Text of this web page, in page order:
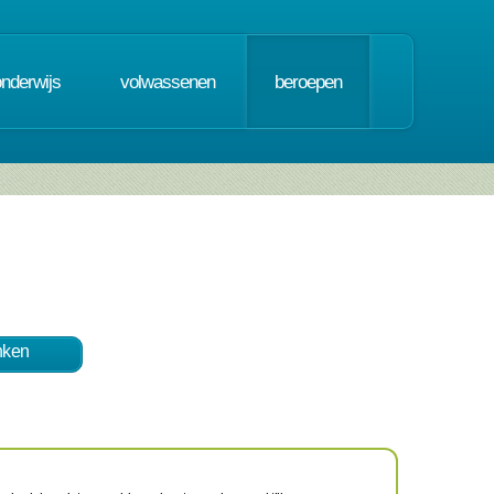
volwassenen beroepen